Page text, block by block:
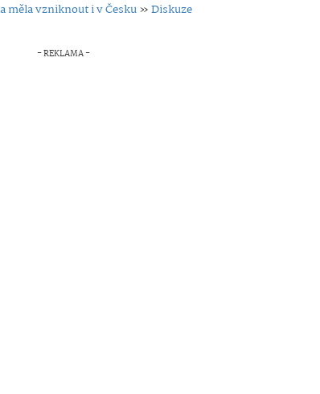
měla vzniknout i v Česku»Diskuze